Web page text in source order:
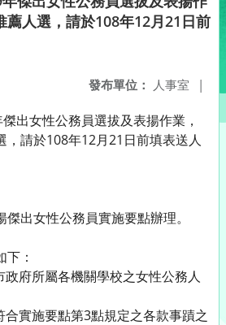
薦人選，請於108年12月21日前
發布單位： 人事室 |
出女性公務員選拔及表揚作業，
，請於108年12月21日前填表送人
出女性公務員實施要點辦理。
：
府所屬各機關學校之女性公務人
實施要點第3點規定之各款事蹟之